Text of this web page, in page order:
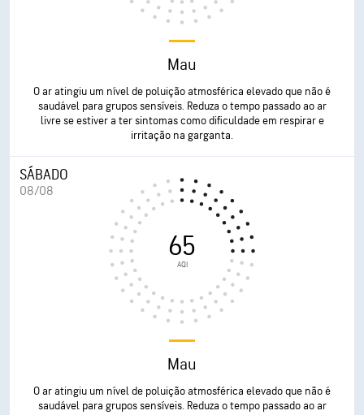
Mau
O ar atingiu um nível de poluição atmosférica elevado que não é
saudável para grupos sensíveis. Reduza o tempo passado ao ar
livre se estiver a ter sintomas como dificuldade em respirar e
irritação na garganta.
SÁBADO
08/08
65
AQI
Mau
O ar atingiu um nível de poluição atmosférica elevado que não é
saudável para grupos sensíveis. Reduza o tempo passado ao ar